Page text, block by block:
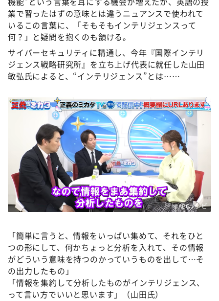
業で習ったはずの意味とは違うニュアンスで使われて
いるこの言葉に、「そもそもインテリジェンスって
何？」と疑問を抱くのも頷ける。
サイバーセキュリティに精通し、今年『国際インテリ
ジェンス戦略研究所』を立ち上げ代表に就任した山田
敏弘氏によると、“インテリジェンス”とは……
©ABCテレビ
「簡単に言うと、情報をいっぱい集めて、それをひと
つの形にして、何かちょっと分析を入れて、その情報
がどういう意味を持つのかっていうものを出して…そ
の出力したもの」
「情報を集約して分析したものがインテリジェンス、
って言い方でいいと思います」（山田氏）